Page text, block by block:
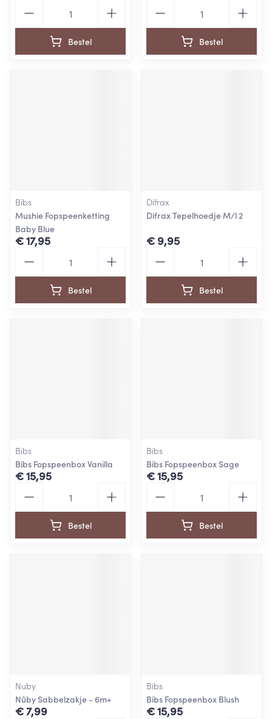
Bestel Bestel
Bibs
Mushie Fopspeenketting
Baby Blue
€ 17,95
Bestel
Difrax
Difrax Tepelhoedje M/l 2
€ 9,95
Bestel
Bibs
Bibs Fopspeenbox Vanilla
€ 15,95
Bestel
Bibs
Bibs Fopspeenbox Sage
€ 15,95
Bestel
Nuby
Nûby Sabbelzakje - 6m+
€ 7,99
Bibs
Bibs Fopspeenbox Blush
€ 15,95